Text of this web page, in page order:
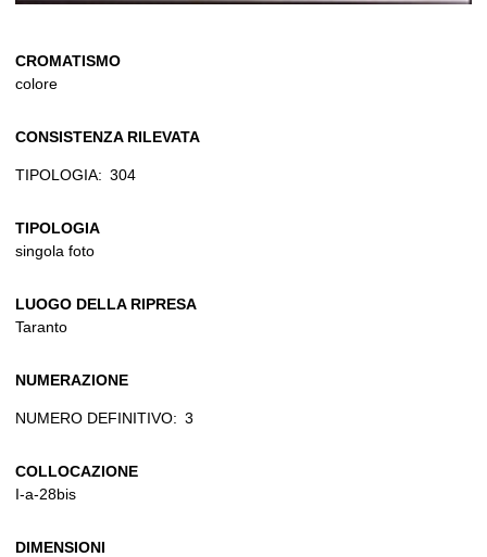
CROMATISMO
colore
CONSISTENZA RILEVATA
TIPOLOGIA: 304
TIPOLOGIA
singola foto
LUOGO DELLA RIPRESA
Taranto
NUMERAZIONE
NUMERO DEFINITIVO: 3
COLLOCAZIONE
I-a-28bis
DIMENSIONI